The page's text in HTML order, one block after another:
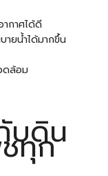
ากาศได้ดี
ายน้ำได้มากขึ้น
ดล้อม
บดิน
ทุก